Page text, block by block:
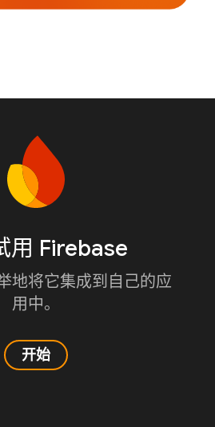
用 Firebase
地将它集成到自己的应
用中。
开始